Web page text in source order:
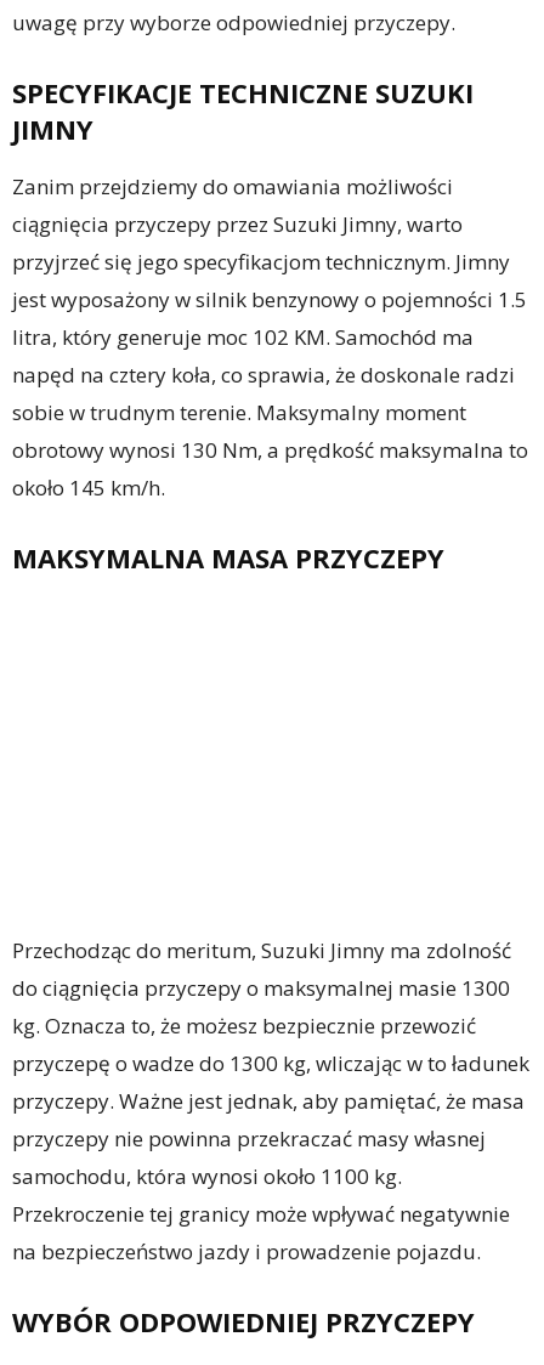
uwagę przy wyborze odpowiedniej przyczepy.
SPECYFIKACJE TECHNICZNE SUZUKI
JIMNY
Zanim przejdziemy do omawiania możliwości
ciągnięcia przyczepy przez Suzuki Jimny, warto
przyjrzeć się jego specyfikacjom technicznym. Jimny
jest wyposażony w silnik benzynowy o pojemności 1.5
litra, który generuje moc 102 KM. Samochód ma
napęd na cztery koła, co sprawia, że doskonale radzi
sobie w trudnym terenie. Maksymalny moment
obrotowy wynosi 130 Nm, a prędkość maksymalna to
około 145 km/h.
MAKSYMALNA MASA PRZYCZEPY
Przechodząc do meritum, Suzuki Jimny ma zdolność
do ciągnięcia przyczepy o maksymalnej masie 1300
kg. Oznacza to, że możesz bezpiecznie przewozić
przyczepę o wadze do 1300 kg, wliczając w to ładunek
przyczepy. Ważne jest jednak, aby pamiętać, że masa
przyczepy nie powinna przekraczać masy własnej
samochodu, która wynosi około 1100 kg.
Przekroczenie tej granicy może wpływać negatywnie
na bezpieczeństwo jazdy i prowadzenie pojazdu.
WYBÓR ODPOWIEDNIEJ PRZYCZEPY